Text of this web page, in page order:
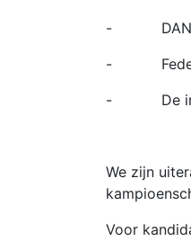
- DAN
- Federale
- De
We zijn
Voor